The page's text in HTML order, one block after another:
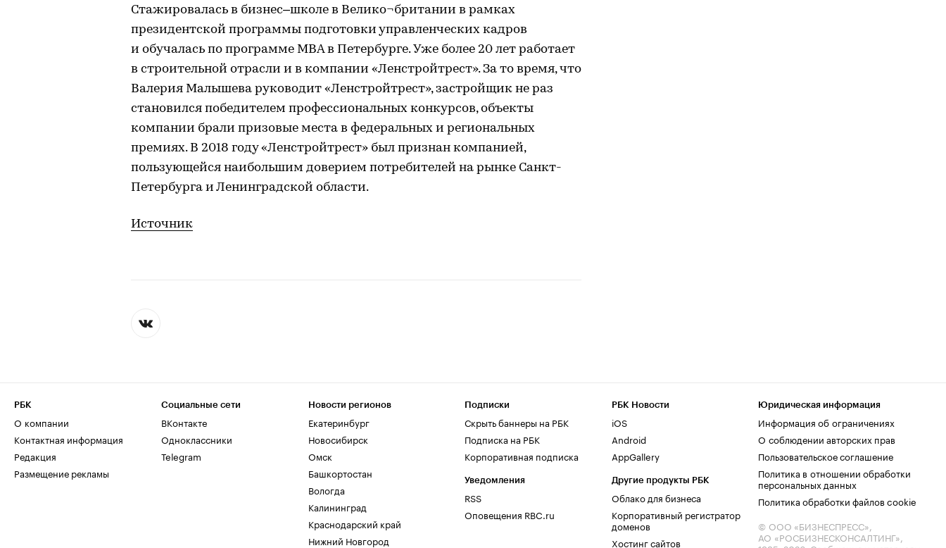
Стажировалась в бизнес–школе в Велико¬британии в рамках
президентской программы подготовки управленческих кадров
и обучалась по программе MBA в Петербурге. Уже более 20 лет работает
в строительной отрасли и в компании «Ленстройтрест». За то время, что
Валерия Малышева руководит «Ленстройтрест», застройщик не раз
становился победителем профессиональных конкурсов, объекты
компании брали призовые места в федеральных и региональных
премиях. В 2018 году «Ленстройтрест» был признан компанией,
пользующейся наибольшим доверием потребителей на рынке Санкт-
Петербурга и Ленинградской области.
Источник
РБК
О компании
Контактная информация
Редакция
Размещение рекламы
Социальные сети
ВКонтакте
Одноклассники
Telegram
Новости регионов
Екатеринбург
Новосибирск
Омск
Башкортостан
Вологда
Калининград
Краснодарский край
Нижний Новгород
Подписки
Скрыть баннеры на РБК
Подписка на РБК
Корпоративная подписка
Уведомления
RSS
Оповещения RBC.ru
РБК Новости
iOS
Android
AppGallery
Другие продукты РБК
Облако для бизнеса
Корпоративный регистратор
доменов
Хостинг сайтов
Юридическая информация
Информация об ограничениях
О соблюдении авторских прав
Пользовательское соглашение
Политика в отношении обработки
персональных данных
Политика обработки файлов cookie
© ООО «БИЗНЕСПРЕСС»,
АО «РОСБИЗНЕСКОНСАЛТИНГ»,